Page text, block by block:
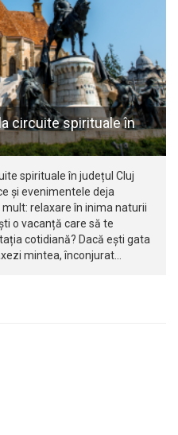
circuite spirituale în
spirituale în județul Cluj
și evenimentele deja
relaxare în inima naturii
o vacanță care să te
cotidiană? Dacă ești gata
mintea, înconjurat…